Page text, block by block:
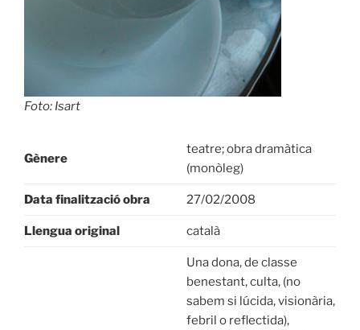
Foto: Isart
Gènere
teatre; obra dramàtica
(monòleg)
Data finalització obra 27/02/2008
Llengua original català
Una dona, de classe
benestant, culta, (no
sabem si lúcida, visionària,
febril o reflectida),